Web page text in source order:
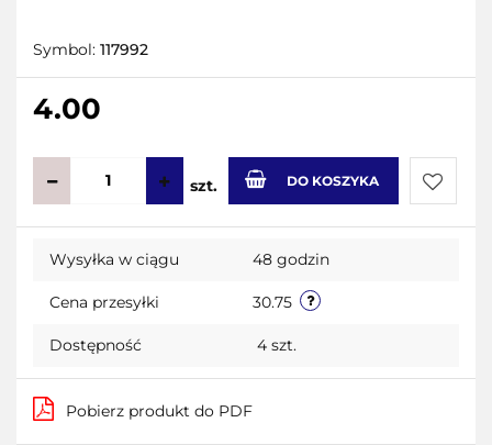
Symbol: 117992
4.00
szt. DO KOSZYKA
Do
Wysyłka w ciągu 48 godzin
Cena przesyłki 30.75
Dostępność 4 szt.
Pobierz produkt do PDF